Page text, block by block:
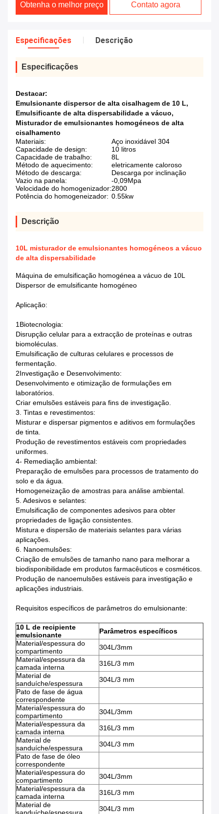
Obtenha o melhor preço Contato agora
Especificações Descrição
Especificações
Destacar:
Emulsionante dispersor de alta cisalhagem de 10 L,
Emulsificante de alta dispersabilidade a vácuo,
Misturador de emulsionantes homogéneos de alta
cisalhamento
Materiais:
Aço inoxidável 304
Capacidade de design:
10 litros
Capacidade de trabalho:
8L
Método de aquecimento:
eletricamente caloroso
Método de descarga:
Descarga por inclinação
Vazio na panela:
-0,09Mpa
Velocidade do homogenizador:2800
Potência do homogeneizador: 0.55kw
Descrição
10L misturador de emulsionantes homogéneos a vácuo
de alta dispersabilidade
Máquina de emulsificação homogénea a vácuo de 10L
Dispersor de emulsificante homogéneo
Aplicação:
1Biotecnologia:
Disrupção celular para a extracção de proteínas e outras
biomoléculas.
Emulsificação de culturas celulares e processos de
fermentação.
2Investigação e Desenvolvimento:
Desenvolvimento e otimização de formulações em
laboratórios.
Criar emulsões estáveis para fins de investigação.
3. Tintas e revestimentos:
Misturar e dispersar pigmentos e aditivos em formulações
de tinta.
Produção de revestimentos estáveis com propriedades
uniformes.
4- Remediação ambiental:
Preparação de emulsões para processos de tratamento do
solo e da água.
Homogeneização de amostras para análise ambiental.
5. Adesivos e selantes:
Emulsificação de componentes adesivos para obter
propriedades de ligação consistentes.
Mistura e dispersão de materiais selantes para várias
aplicações.
6. Nanoemulsões:
Criação de emulsões de tamanho nano para melhorar a
biodisponibilidade em produtos farmacêuticos e cosméticos.
Produção de nanoemulsões estáveis para investigação e
aplicações industriais.
Requisitos específicos de parâmetros do emulsionante:
10 L de recipiente
emulsionante
Parâmetros específicos
Material/espessura do
compartimento
304L/3mm
Material/espessura da
camada interna
316L/3 mm
Material de
sanduíche/espessura
304L/3 mm
Pato de fase de água
correspondente
Material/espessura do
compartimento
304L/3mm
Material/espessura da
camada interna
316L/3 mm
Material de
sanduíche/espessura
304L/3 mm
Pato de fase de óleo
correspondente
Material/espessura do
compartimento
304L/3mm
Material/espessura da
camada interna
316L/3 mm
Material de
304L/3 mm